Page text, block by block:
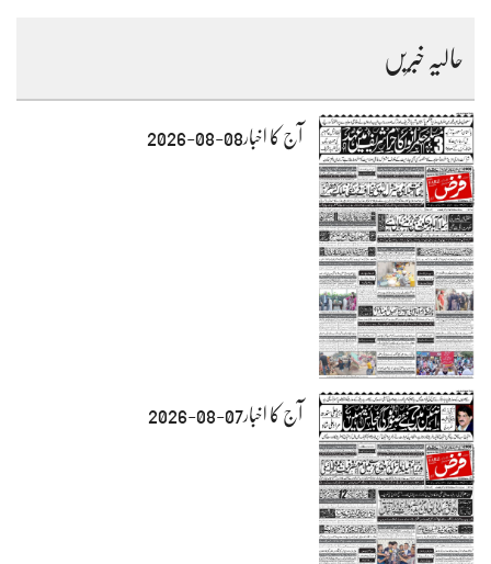
حالیہ خبریں
آج کا اخبار08-08-2026
آج کا اخبار07-08-2026